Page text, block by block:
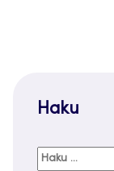
Haku
Haku: